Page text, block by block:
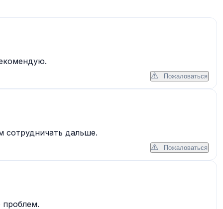
Пожаловаться
сотрудничать дальше.
Пожаловаться